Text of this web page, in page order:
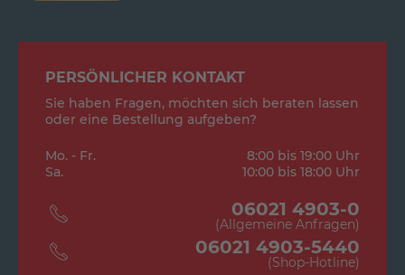
PERSÖNLICHER KONTAKT
Sie haben Fragen, möchten sich beraten lassen
oder eine Bestellung aufgeben?
Mo. - Fr.
8:00 bis 19:00 Uhr
Sa.
10:00 bis 18:00 Uhr
06021 4903-0
(Allgemeine Anfragen)
06021 4903-5440
(Shop-Hotline)